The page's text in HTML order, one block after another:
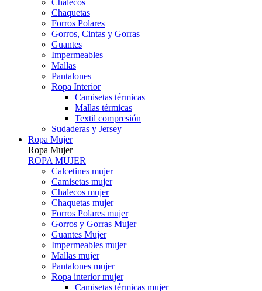
Chalecos
Chaquetas
Forros Polares
Gorros, Cintas y Gorras
Guantes
Impermeables
Mallas
Pantalones
Ropa Interior
Camisetas térmicas
Mallas térmicas
Textil compresión
Sudaderas y Jersey
Ropa Mujer
Ropa Mujer
ROPA MUJER
Calcetines mujer
Camisetas mujer
Chalecos mujer
Chaquetas mujer
Forros Polares mujer
Gorros y Gorras Mujer
Guantes Mujer
Impermeables mujer
Mallas mujer
Pantalones mujer
Ropa interior mujer
Camisetas térmicas mujer